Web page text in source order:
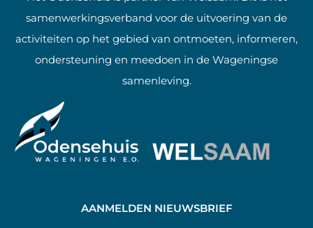
samenwerkingsverband voor de uitvoering van de
activiteiten op het gebied van ontmoeten, informeren,
ondersteuning en meedoen in de Wageningse
samenleving.
AANMELDEN NIEUWSBRIEF